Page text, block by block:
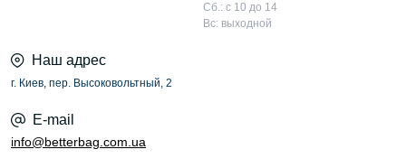
Сб.: с 10 до 14
Вс: выходной
Наш адрес
г. Киев, пер. Высоковольтный, 2
E-mail
info@betterbag.com.ua